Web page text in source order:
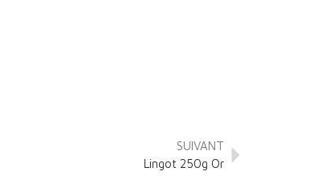
SUIVANT
Lingot 250g Or